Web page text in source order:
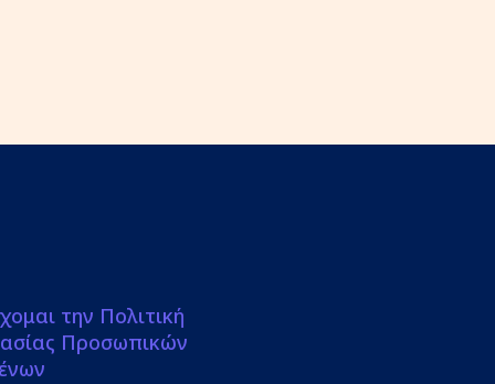
την Πολιτική
Προσωπικών